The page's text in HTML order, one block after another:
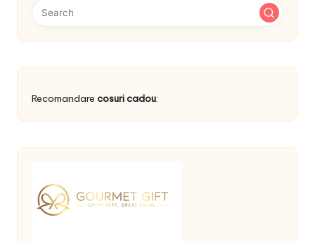
Recomandare cosuri cadou: